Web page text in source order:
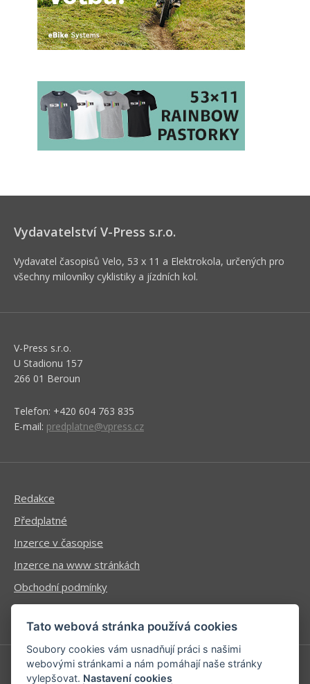
Vydavatelství V-Press s.r.o.
Vydavatel časopisů Velo, 53 x 11 a Elektrokola, určených pro
všechny milovníky cyklistiky a jízdních kol.
V-Press s.r.o.
U Stadionu 157
266 01 Beroun
Telefon: +420 604 763 835
E-mail: predplatne@vpress.cz
Redakce
Předplatné
Inzerce v časopise
Inzerce na www stránkách
Obchodní podmínky
Ochrana osobních údajů
Příhlášení | Registrace
Tato webová stránka používá cookies
Soubory cookies vám usnadňují práci s našimi
webovými stránkami a nám pomáhají naše stránky
vylepšovat. Nastavení cookies